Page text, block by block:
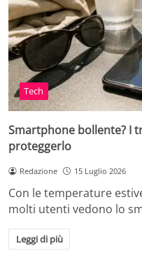
Tech
Smartphone bollente? I
proteggerlo
Redazione 15 Luglio 2026
Con le temperature
molti utenti vedono lo
Leggi di più